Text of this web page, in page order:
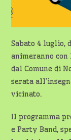
Sabato 4 luglio,
animeranno
dal Comune di
serata
vicinato.
Il programma
e Party Band,